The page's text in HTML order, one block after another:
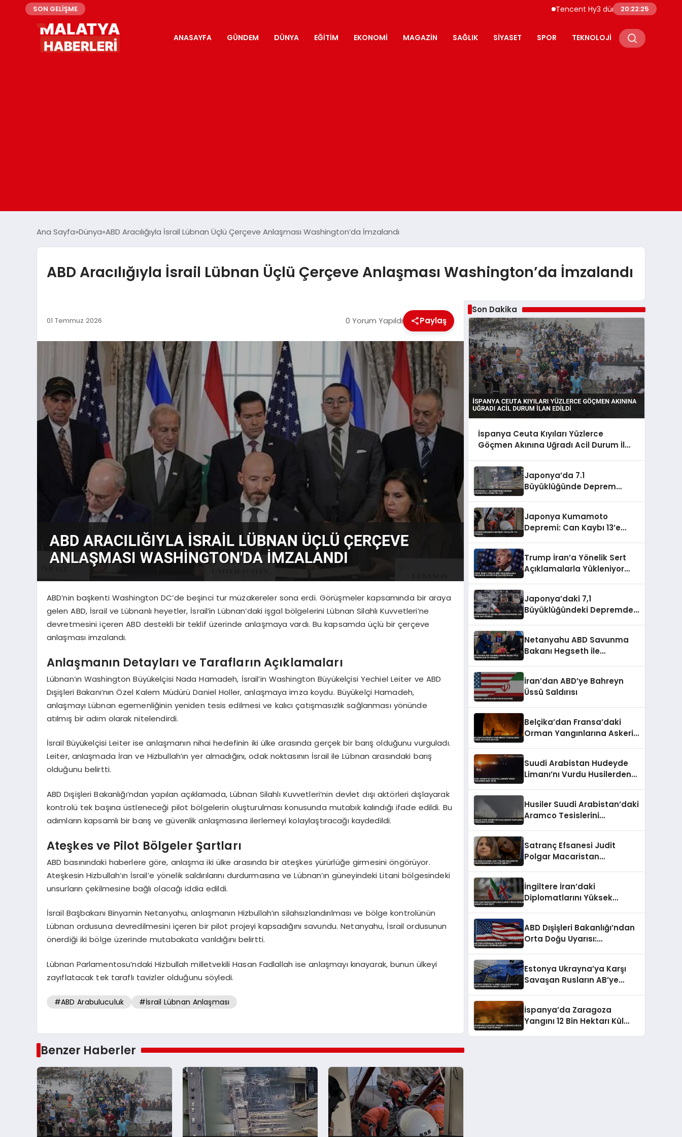
SON GELİŞME Tencent Hy3 dünya genelinde kullanıma
20:22:26
ANASAYFA GÜNDEM DÜNYA EĞITIM EKONOMI MAGAZIN SAĞLIK SIYASET SPOR TEKNOLOJI
Ana Sayfa Dünya ABD Aracılığıyla İsrail Lübnan Üçlü Çerçeve Anlaşması Washington’da İmzalandı
ABD Aracılığıyla İsrail Lübnan Üçlü Çerçeve Anlaşması Washington’da İmzalandı
01 Temmuz 2026 0 Yorum Yapıldı Paylaş
ABD’nin başkenti Washington DC’de beşinci tur müzakereler sona erdi. Görüşmeler kapsamında bir araya
gelen ABD, İsrail ve Lübnanlı heyetler, İsrail’in Lübnan’daki işgal bölgelerini Lübnan Silahlı Kuvvetleri’ne
devretmesini içeren ABD destekli bir teklif üzerinde anlaşmaya vardı. Bu kapsamda üçlü bir çerçeve
anlaşması imzalandı.
Anlaşmanın Detayları ve Tarafların Açıklamaları
Lübnan’ın Washington Büyükelçisi Nada Hamadeh, İsrail’in Washington Büyükelçisi Yechiel Leiter ve ABD
Dışişleri Bakanı’nın Özel Kalem Müdürü Daniel Holler, anlaşmaya imza koydu. Büyükelçi Hamadeh,
anlaşmayı Lübnan egemenliğinin yeniden tesis edilmesi ve kalıcı çatışmasızlık sağlanması yönünde
atılmış bir adım olarak nitelendirdi.
İsrail Büyükelçisi Leiter ise anlaşmanın nihai hedefinin iki ülke arasında gerçek bir barış olduğunu vurguladı.
Leiter, anlaşmada İran ve Hizbullah’ın yer almadığını, odak noktasının İsrail ile Lübnan arasındaki barış
olduğunu belirtti.
ABD Dışişleri Bakanlığı’ndan yapılan açıklamada, Lübnan Silahlı Kuvvetleri’nin devlet dışı aktörleri dışlayarak
kontrolü tek başına üstleneceği pilot bölgelerin oluşturulması konusunda mutabık kalındığı ifade edildi. Bu
adımların kapsamlı bir barış ve güvenlik anlaşmasına ilerlemeyi kolaylaştıracağı kaydedildi.
Ateşkes ve Pilot Bölgeler Şartları
ABD basınındaki haberlere göre, anlaşma iki ülke arasında bir ateşkes yürürlüğe girmesini öngörüyor.
Ateşkesin Hizbullah’ın İsrail’e yönelik saldırılarını durdurmasına ve Lübnan’ın güneyindeki Litani bölgesindeki
unsurların çekilmesine bağlı olacağı iddia edildi.
İsrail Başbakanı Binyamin Netanyahu, anlaşmanın Hizbullah’ın silahsızlandırılması ve bölge kontrolünün
Lübnan ordusuna devredilmesini içeren bir pilot projeyi kapsadığını savundu. Netanyahu, İsrail ordusunun
önerdiği iki bölge üzerinde mutabakata varıldığını belirtti.
Lübnan Parlamentosu’ndaki Hizbullah milletvekili Hasan Fadlallah ise anlaşmayı kınayarak, bunun ülkeyi
zayıflatacak tek taraflı tavizler olduğunu söyledi.
#ABD Arabuluculuk #İsrail Lübnan Anlaşması
Benzer Haberler
Son Dakika
İspanya Ceuta Kıyıları Yüzlerce
Göçmen Akınına Uğradı Acil Durum İlan
Japonya’da 7.1
Büyüklüğünde Deprem
Japonya Kumamoto
Depremi: Can Kaybı 13’e
Trump İran’a Yönelik Sert
Açıklamalarla Yükleniyor
Japonya’daki 7,1
Büyüklüğündeki Depremde
Netanyahu ABD Savunma
Bakanı Hegseth ile
İran’dan ABD’ye Bahreyn
Üssü Saldırısı
Belçika’dan Fransa’daki
Orman Yangınlarına Askeri
Suudi Arabistan Hudeyde
Limanı’nı Vurdu Husilerden
Husiler Suudi Arabistan’daki
Aramco Tesislerini
Satranç Efsanesi Judit
Polgar Macaristan
İngiltere İran’daki
Diplomatlarını Yüksek
ABD Dışişleri Bakanlığı’ndan
Orta Doğu Uyarısı:
Estonya Ukrayna’ya Karşı
Savaşan Rusların AB’ye
İspanya’da Zaragoza
Yangını 12 Bin Hektarı Kül